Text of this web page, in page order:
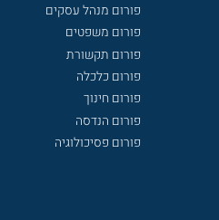
פורום מנהל עסקים
פורום משפטים
פורום תקשורת
פורום כלכלה
פורום חינוך
פורום הנדסה
פורום פסיכולוגיה